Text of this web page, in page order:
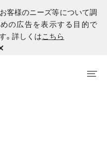
客様のニーズ等について調
の広告を表示する目的で
。詳しくはこちら